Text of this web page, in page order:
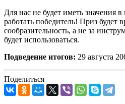
Для нас не будет иметь значения
работать победитель! Приз будет
сообразительность, а не за
будет использоваться.
Подведение итогов: 29 августа
Поделиться